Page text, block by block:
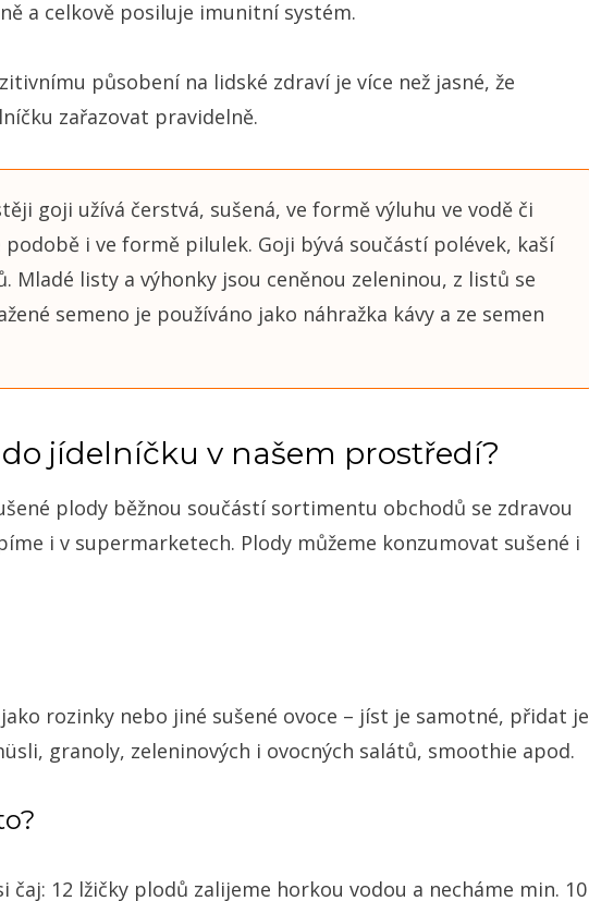
a celkově posiluje imunitní systém.
působení na lidské zdraví je více než jasné, že
zařazovat pravidelně.
goji užívá čerstvá, sušená, ve formě výluhu ve vodě či
podobě i ve formě pilulek. Goji bývá součástí polévek, kaší
Mladé listy a výhonky jsou ceněnou zeleninou, z listů se
semeno je používáno jako náhražka kávy a ze semen
jídelníčku v našem prostředí?
plody běžnou součástí sortimentu obchodů se zdravou
i v supermarketech. Plody můžeme konzumovat sušené i
rozinky nebo jiné sušené ovoce – jíst je samotné, přidat je
granoly, zeleninových i ovocných salátů, smoothie apod.
čaj: 12 lžičky plodů zalijeme horkou vodou a necháme min. 10